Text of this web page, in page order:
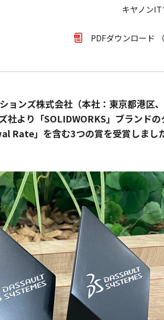
キヤノン
PDFダウンロード
ョンズ株式会社（本社：東京都港区
社より「SOLIDWORKS」ブランド
Rate」を含む3つの賞を受賞しまし